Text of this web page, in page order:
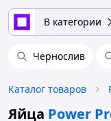
В категории
Чернослив
Каталог товаров
Яйца Power